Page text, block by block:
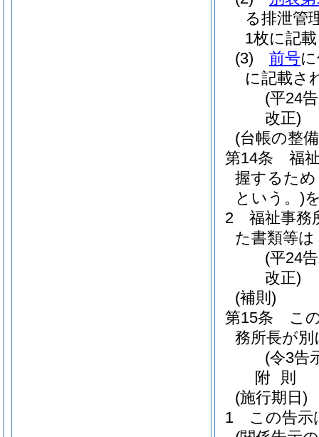
る排泄管
1枚に記
(3)
前号
に記載さ
(平24
改正)
(台帳の整
第14条
福
握するた
という。)
2
福祉事務
た書類等
(平24
改正)
(補則)
第15条
こ
務所長が
(令3告
附 則
(施行期日)
1
この告示